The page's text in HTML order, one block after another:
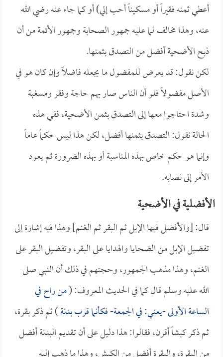
أعطي ثمنه فقيراً أو مسكيناً أحب إلي) أو كما جاء عنه رضي الله
عنه، وهذا مخالف لما عليه جمهور الصحابة وجمهور الأئمة من أن
ذبح الأضحية أفضل من التصدق بثمنها.
لكن نقول: قد يعرض للمفضول ما يجعله فاضلاً وإن كان هو في
الأصل مفضولاً فلو أن الناس صار بهم حاجة وفقر ومسغبة
وشدة احتاجوا معها إلى التصدق بثمن الأضحية، ففي هذه
الحالة نقول: التصدق بثمنها أفضل، لكن هذا ليس حكماً عاماً
وإنما هو حكم خاص بهذه المناسبة أو بهذه الضرورة ثم يعود
الأمر إلى نصابه.
الأفضلية في الأضحية
قال: [والأفضل فيها الإبل ثم البقر ثم الغنم] وهذا فيه إشارة إلى
تفضيل الإبل من الضحايا والهدايا على البقر، وتفضيل البقر على
الغنم، وهذا مذهب الجمهور، وحجتهم في ذلك أن النبي صلى
الله عليه وسلم قال كما في الحديث المعروف: (من راح في
الساعة الأولى -يعني: في الجمعة- فكأنما قرب بدنة) ثم ذكر بقرة،
ثم ذكر كبشاً أقرن، فقالوا: هذا دليل على أن تقديم البدنة أفضل